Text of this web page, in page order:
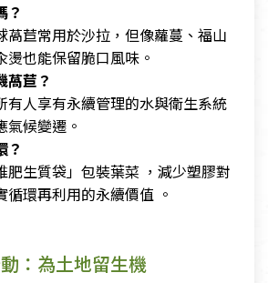
？
萵苣常用於沙拉，但像蘿蔓、福山
燙也能保留脆口風味。
萵苣？
有人享有永續管理的水與衛生系統
氣候變遷。
？
肥生質袋」包裝葉菜 ，減少塑膠對
循環再利用的永續價值 。
：為土地留生機